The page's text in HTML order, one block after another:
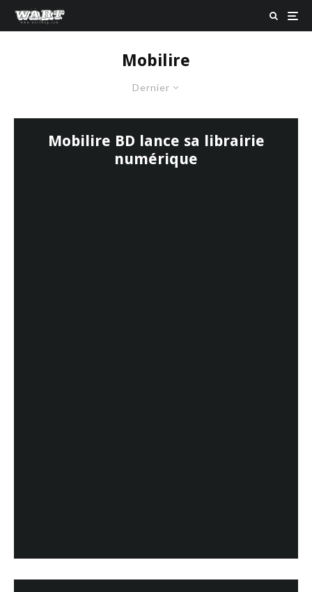
Mobilire
Dernier
Mobilire BD lance sa librairie
numérique